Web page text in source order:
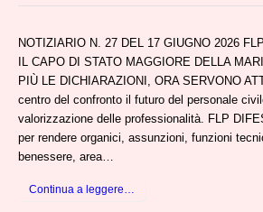
NOTIZIARIO N. 27 DEL 17 GIUGNO 2026
IL CAPO DI STATO MAGGIORE DELLA
PIÙ LE DICHIARAZIONI, ORA SERVONO
centro del confronto il futuro del personale
valorizzazione delle professionalità. FLP
per rendere organici, assunzioni, funzioni
benessere, area…
Continua a leggere…